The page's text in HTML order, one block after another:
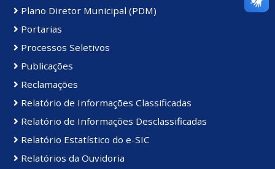
Plano Diretor Municipal (PDM)
Portarias
Processos Seletivos
Publicações
Reclamações
Relatório de Informações Classificadas
Relatório de Informações Desclassificadas
Relatório Estatístico do e-SIC
Relatórios da Ouvidoria